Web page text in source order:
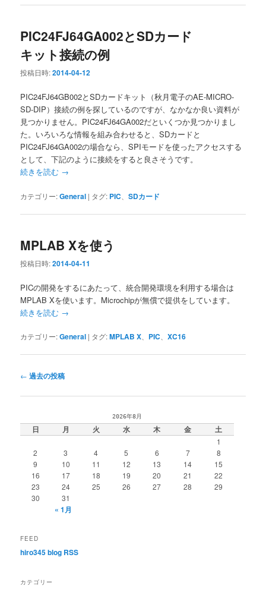
PIC24FJ64GA002とSDカード
キット接続の例
投稿日時:2014-04-12
PIC24FJ64GB002とSDカードキット（秋月電子のAE-MICRO-
SD-DIP）接続の例を探しているのですが、なかなか良い資料が
見つかりません。PIC24FJ64GA002だといくつか見つかりまし
た。いろいろな情報を組み合わせると、SDカードと
PIC24FJ64GA002の場合なら、SPIモードを使ったアクセスする
として、下記のように接続をすると良さそうです。
続きを読む →
カテゴリー:General | タグ: PIC 、SDカード
MPLAB Xを使う
投稿日時:2014-04-11
PICの開発をするにあたって、統合開発環境を利用する場合は
MPLAB Xを使います。Microchipが無償で提供をしています。
続きを読む →
カテゴリー:General | タグ:MPLAB X PIC 、XC16
投
ナ
ゲ
ー
← 過去の投稿
2026年8月
日 月 火 水 木 金 土
1
2
3 4 5 6 7
8
9
10 11 12 13 14
15
16
17 18 19 20 21
22
23
24 25 26 27 28
29
30
31
« 1月
FEED
hiro345 blog RSS
カテゴリー